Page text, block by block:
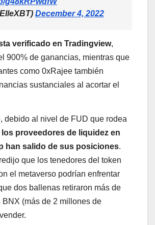
December 4, 2022
verificado en Tradingview,
900% de ganancias, mientras que
como 0xRajee también
sustanciales al acortar el
debido al nivel de FUD que rodea
los proveedores de liquidez en
han salido de sus posiciones.
que los tenedores del token
el metaverso podrían enfrentar
dos ballenas retiraron más de
BNX (más de 2 millones de